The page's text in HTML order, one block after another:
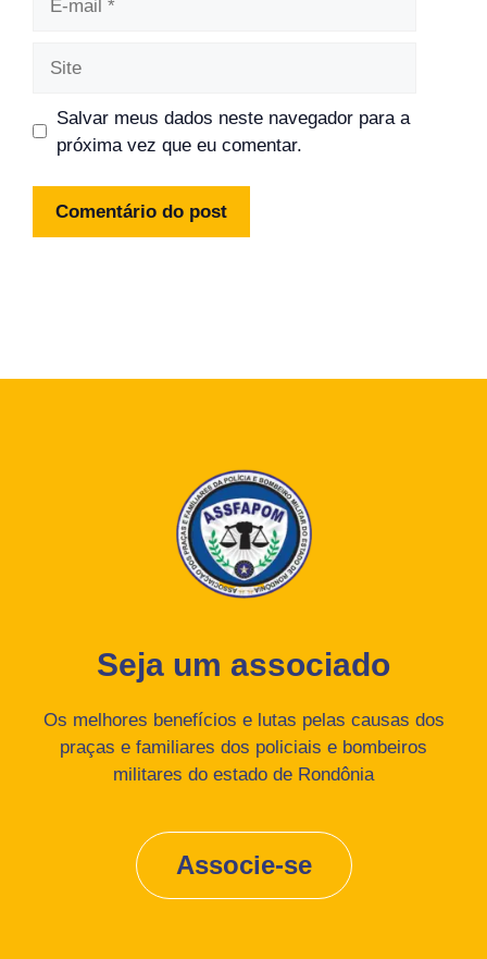
Salvar meus dados neste navegador para a
próxima vez que eu comentar.
Seja um associado
Os melhores benefícios e lutas pelas causas dos
praças e familiares dos policiais e bombeiros
militares do estado de Rondônia
Associe-se